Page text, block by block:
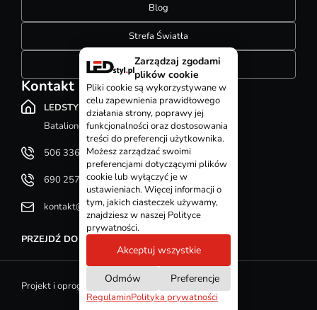
Blog
Strefa Światła
Konfigurator szynoprzewodów
Kontakt
LEDSTYL.pl
Batalionów Chłopskich 12, 94-058 Łódź
506 336 320
690 257 092
kontakt@ledstyl.pl
PRZEJDŹ DO DZIAŁU KONTAKT
Projekt i oprogramowanie sklepu - GOshop
Zarządzaj zgodami
plików cookie
Pliki cookie są wykorzystywane w
celu zapewnienia prawidłowego
działania strony, poprawy jej
funkcjonalności oraz dostosowania
treści do preferencji użytkownika.
Możesz zarządzać swoimi
preferencjami dotyczącymi plików
cookie lub wyłączyć je w
ustawieniach. Więcej informacji o
tym, jakich ciasteczek używamy,
znajdziesz w naszej Polityce
prywatności.
Odmów Preferencje
Akceptuj wszystkie
RegulaminPolityka prywatności